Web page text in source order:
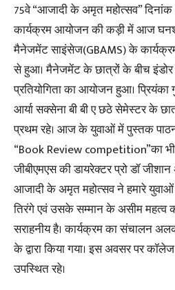
75वे “आजादी के अमृत महोत्सव”
कार्यक्रम आयोजन की कड़ी में आज
मैनेजमेंट साइंसेज(GBAMS) के
से हुआ। मैनेजमेंट के छात्रों के बीच
प्रतियोगिता का आयोजन हुआ। प्रियंका
आर्या सक्सेना बी बी ए छठे सेमेस्टर के
प्रथम रहे। आज के युवाओं में पुस्तक
“Book Review competition”का
जीबीएमएस की डायरेक्टर प्रो डॉ
आजादी के अमृत महोत्सव ने हमारे
तिरंगे एवं उसके सम्मान के असीम महत्व
सराहनीय है। कार्यक्रम का संचालन
के द्वारा किया गया। इस अवसर पर
उपस्थित रहे।